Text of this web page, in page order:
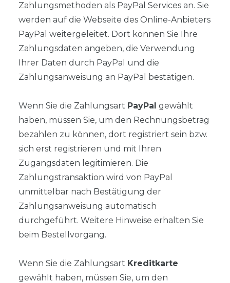
Zahlungsmethoden als PayPal Services an. Sie
werden auf die Webseite des Online-Anbieters
PayPal weitergeleitet. Dort können Sie Ihre
Zahlungsdaten angeben, die Verwendung
Ihrer Daten durch PayPal und die
Zahlungsanweisung an PayPal bestätigen.
Wenn Sie die Zahlungsart PayPal gewählt
haben, müssen Sie, um den Rechnungsbetrag
bezahlen zu können, dort registriert sein bzw.
sich erst registrieren und mit Ihren
Zugangsdaten legitimieren. Die
Zahlungstransaktion wird von PayPal
unmittelbar nach Bestätigung der
Zahlungsanweisung automatisch
durchgeführt. Weitere Hinweise erhalten Sie
beim Bestellvorgang.
Wenn Sie die Zahlungsart Kreditkarte
gewählt haben, müssen Sie, um den